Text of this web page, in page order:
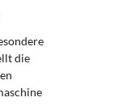
die